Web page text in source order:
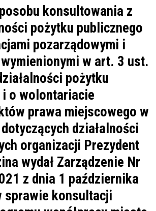
konsultowania z
pożytku publicznego
pozarządowymi i
w art. 3 ust.
pożytku
o wolontariacie
prawa miejscowego w
działalności
organizacji Prezydent
wydał Zarządzenie Nr
z dnia 1 października
sprawie konsultacji